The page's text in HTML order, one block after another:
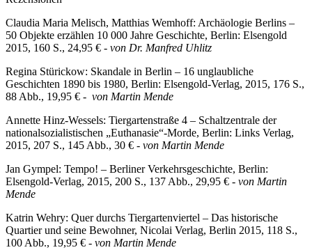
Claudia Maria Melisch, Matthias Wemhoff: Archäologie Berlins –
50 Objekte erzählen 10 000 Jahre Geschichte, Berlin: Elsengold
2015, 160 S., 24,95 € - von Dr. Manfred Uhlitz
Regina Stürickow: Skandale in Berlin – 16 unglaubliche
Geschichten 1890 bis 1980, Berlin: Elsengold-Verlag, 2015, 176 S.,
88 Abb., 19,95 € - von Martin Mende
Annette Hinz-Wessels: Tiergartenstraße 4 – Schaltzentrale der
nationalsozialistischen „Euthanasie“-Morde, Berlin: Links Verlag,
2015, 207 S., 145 Abb., 30 € - von Martin Mende
Jan Gympel: Tempo! – Berliner Verkehrsgeschichte, Berlin:
Elsengold-Verlag, 2015, 200 S., 137 Abb., 29,95 € - von Martin
Mende
Katrin Wehry: Quer durchs Tiergartenviertel – Das historische
Quartier und seine Bewohner, Nicolai Verlag, Berlin 2015, 118 S.,
100 Abb., 19,95 € - von Martin Mende